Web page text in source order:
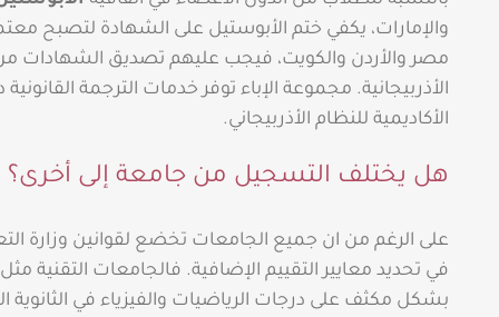
والإمارات، يكفي ختم الأبوستيل على الشهادة لتصبح
مصر والأردن والكويت، فيجب عليهم تصديق الشهادات
الأذربيجانية. مجموعة الإباء توفر خدمات الترجمة
الأكاديمية للنظام الأذربيجاني.
هل يختلف التسجيل من جامعة إلى أخرى؟
على الرغم من ان جميع الجامعات تخضع لقوانين وزارة
في تحديد معايير التقييم الإضافية. فالجامعات التقنية
بشكل مكثف على درجات الرياضيات والفيزياء في الثانوية